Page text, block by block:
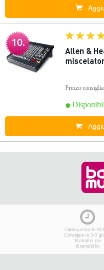
10.
Allen &
Prezzo
Ordina entro le
Consegna in 2-3
lavorativi (se
disponibile)